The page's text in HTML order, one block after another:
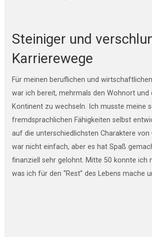
Steiniger und
Karrierewege
Für meinen beruflichen und
war ich bereit, mehrmals den Wohnort und
Kontinent zu wechseln. Ich musste meine
fremdsprachlichen Fähigkeiten selbst
auf die unterschiedlichsten Charaktere von
war nicht einfach, aber es hat Spaß
finanziell sehr gelohnt. Mitte 50 konnte ich
was ich für den “Rest” des Lebens mache